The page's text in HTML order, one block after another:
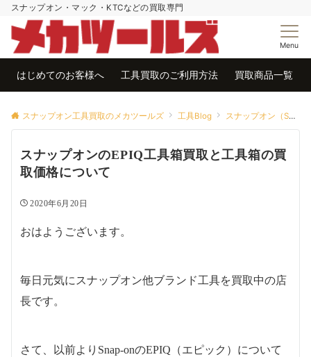
スナップオン・マック・KTCなどの買取専門
Menu
はじめてのお客様へ 工具買取のご利用方法 買取商品一覧
スナップオン工具買取のメカツールズ 工具Blog スナップオン（Snap-on)買取
スナップオンのEPIQ工具箱買取と工具箱の買
取価格について
2020年6月20日
おはようございます。
毎日元気にスナップオン他ブランド工具を買取中の店
長です。
さて、以前よりSnap-onのEPIQ（エピック）について